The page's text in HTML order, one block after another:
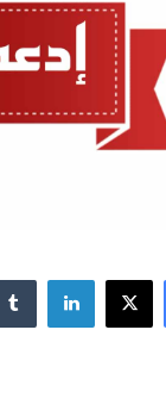
فيسبوك
‫X